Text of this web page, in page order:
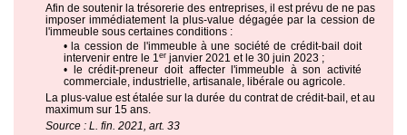
Afin de soutenir la trésorerie des entreprises, il est prévu de ne pas
imposer immédiatement la plus-value dégagée par la cession de
l'immeuble sous certaines conditions :
• la cession de l'immeuble à une société de crédit-bail doit
intervenir entre le 1er janvier 2021 et le 30 juin 2023 ;
• le crédit-preneur doit affecter l'immeuble à son activité
commerciale, industrielle, artisanale, libérale ou agricole.
La plus-value est étalée sur la durée du contrat de crédit-bail, et au
maximum sur 15 ans.
Source : L. fin. 2021, art. 33